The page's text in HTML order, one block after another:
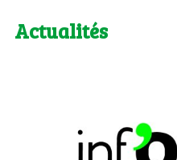
Actualités